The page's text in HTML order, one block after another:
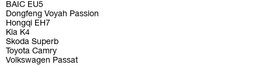
BAIC EU5
Dongfeng Voyah Passion
Hongqi EH7
Kia K4
Skoda Superb
Toyota Camry
Volkswagen Passat